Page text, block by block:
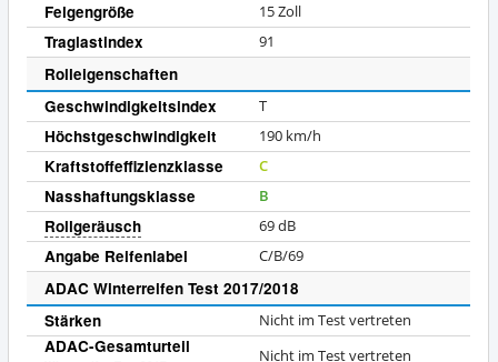
Felgengröße 15Zoll
Traglastindex 91
Rolleigenschaften
Geschwindigkeitsindex
T
Höchstgeschwindigkeit 190 km/h
Kraftstoffeffizienzklasse C
Nasshaftungsklasse B
Rollgeräusch 69dB
Angabe Reifenlabel C/B/69
ADAC Winterreifen Test 2017/2018
Stärken
Nicht im Test vertreten
ADAC-Gesamturteil Nicht im Test vertreten